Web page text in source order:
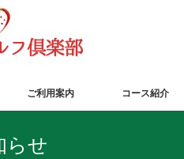
ご利用案内 コース紹介
らせ